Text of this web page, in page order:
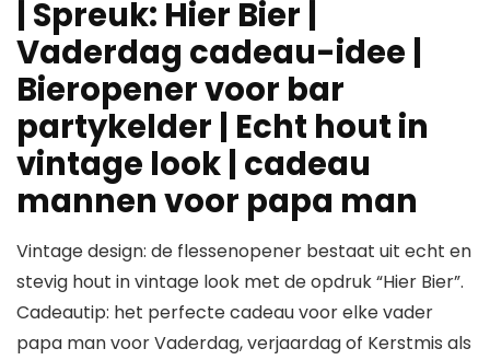
| Spreuk: Hier Bier |
Vaderdag cadeau-idee |
Bieropener voor bar
partykelder | Echt hout in
vintage look | cadeau
mannen voor papa man
Vintage design: de flessenopener bestaat uit echt en
stevig hout in vintage look met de opdruk “Hier Bier”.
Cadeautip: het perfecte cadeau voor elke vader
papa man voor Vaderdag, verjaardag of Kerstmis als